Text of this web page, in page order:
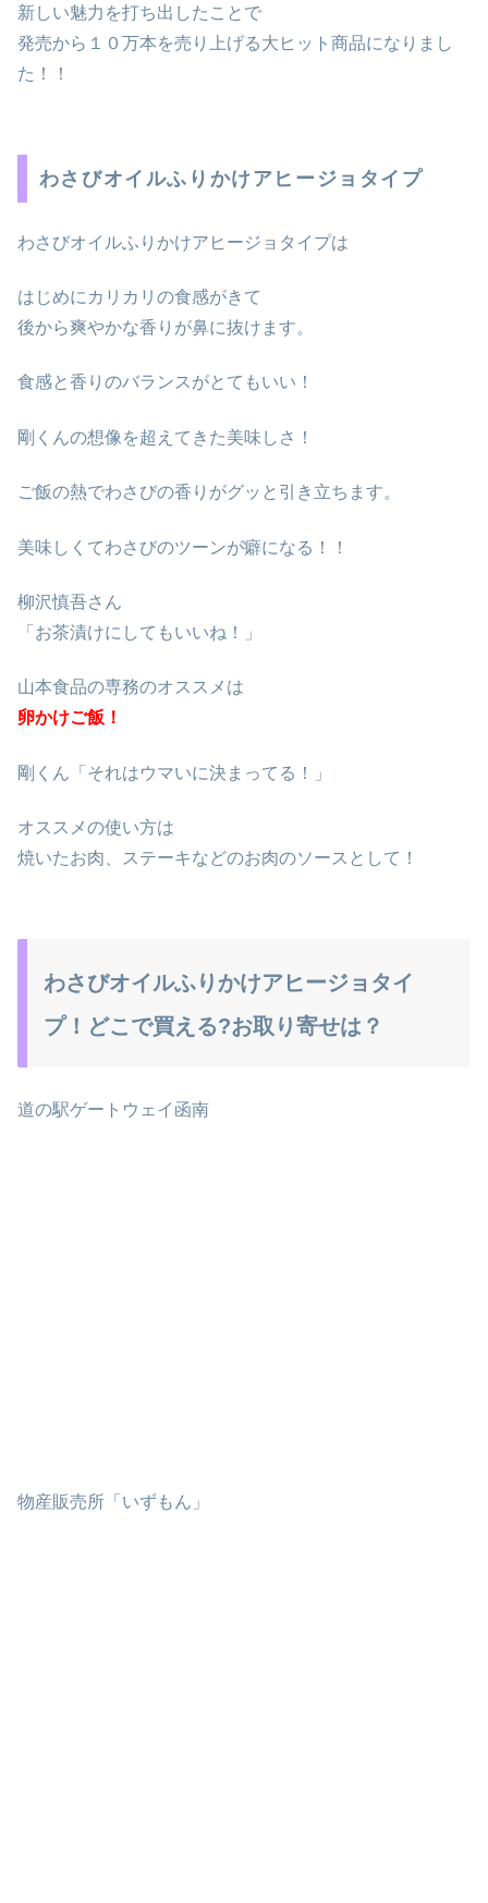
新しい魅力を打ち出したことで
発売から１０万本を売り上げる大ヒット商品になりまし
た！！
わさびオイルふりかけアヒージョタイプ
わさびオイルふりかけアヒージョタイプは
はじめにカリカリの食感がきて
後から爽やかな香りが鼻に抜けます。
食感と香りのバランスがとてもいい！
剛くんの想像を超えてきた美味しさ！
ご飯の熱でわさびの香りがグッと引き立ちます。
美味しくてわさびのツーンが癖になる！！
柳沢慎吾さん
「お茶漬けにしてもいいね！」
山本食品の専務のオススメは
卵かけご飯！
剛くん「それはウマいに決まってる！」
オススメの使い方は
焼いたお肉、ステーキなどのお肉のソースとして！
わさびオイルふりかけアヒージョタイ
プ！どこで買える?お取り寄せは？
道の駅ゲートウェイ函南
物産販売所「いずもん」